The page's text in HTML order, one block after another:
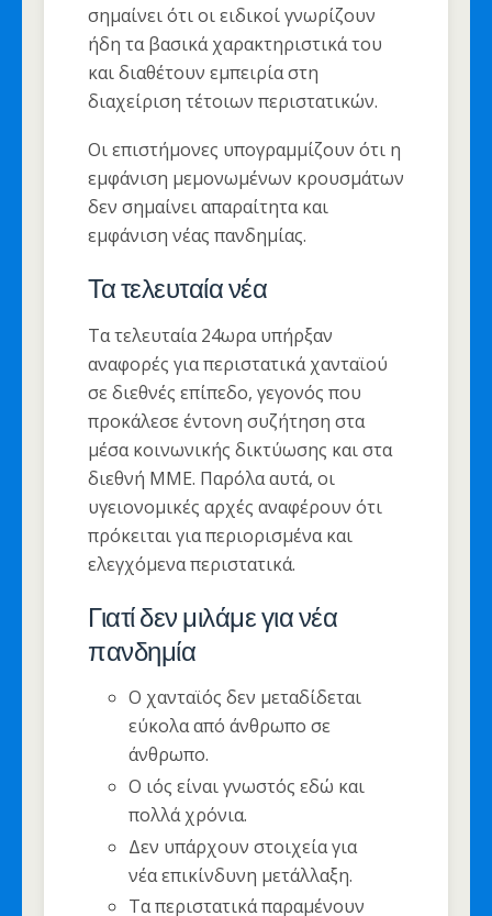
σημαίνει ότι οι ειδικοί γνωρίζουν
ήδη τα βασικά χαρακτηριστικά του
και διαθέτουν εμπειρία στη
διαχείριση τέτοιων περιστατικών.
Οι επιστήμονες υπογραμμίζουν ότι η
εμφάνιση μεμονωμένων κρουσμάτων
δεν σημαίνει απαραίτητα και
εμφάνιση νέας πανδημίας.
Τα τελευταία νέα
Τα τελευταία 24ωρα υπήρξαν
αναφορές για περιστατικά χανταϊού
σε διεθνές επίπεδο, γεγονός που
προκάλεσε έντονη συζήτηση στα
μέσα κοινωνικής δικτύωσης και στα
διεθνή ΜΜΕ. Παρόλα αυτά, οι
υγειονομικές αρχές αναφέρουν ότι
πρόκειται για περιορισμένα και
ελεγχόμενα περιστατικά.
Γιατί δεν μιλάμε για νέα
πανδημία
Ο χανταϊός δεν μεταδίδεται
εύκολα από άνθρωπο σε
άνθρωπο.
Ο ιός είναι γνωστός εδώ και
πολλά χρόνια.
Δεν υπάρχουν στοιχεία για
νέα επικίνδυνη μετάλλαξη.
Τα περιστατικά παραμένουν